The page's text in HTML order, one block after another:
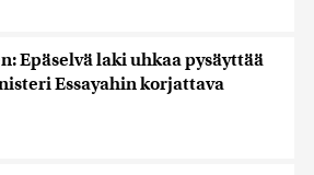
Epäselvä laki uhkaa pysäyttää
Essayahin korjattava